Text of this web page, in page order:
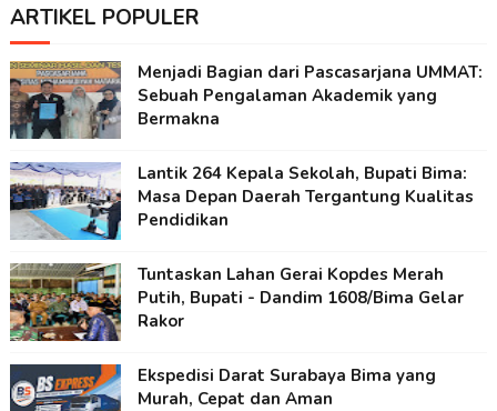
ARTIKEL POPULER
Menjadi Bagian dari Pascasarjana UMMAT:
Sebuah Pengalaman Akademik yang
Bermakna
Lantik 264 Kepala Sekolah, Bupati Bima:
Masa Depan Daerah Tergantung Kualitas
Pendidikan
Tuntaskan Lahan Gerai Kopdes Merah
Putih, Bupati - Dandim 1608/Bima Gelar
Rakor
Ekspedisi Darat Surabaya Bima yang
Murah, Cepat dan Aman